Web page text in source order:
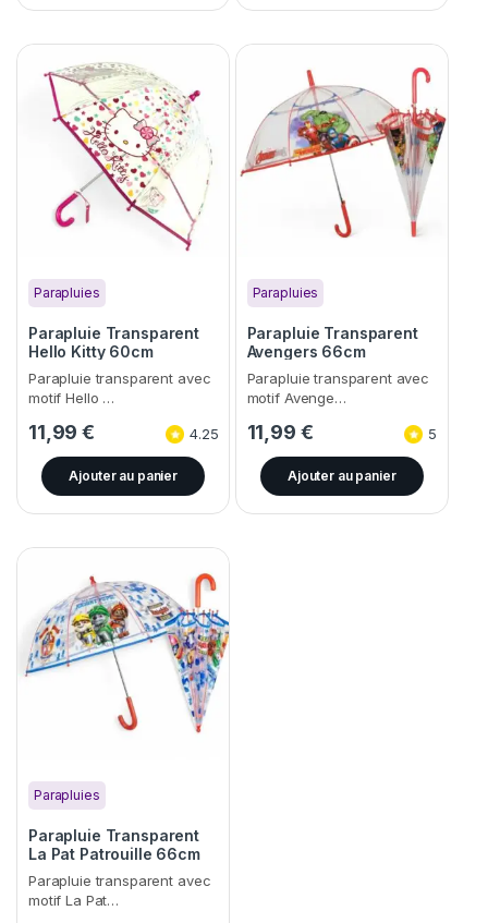
Parapluies
Parapluie Transparent
Hello Kitty 60cm
Parapluie transparent avec
motif Hello …
11,99€ 4.25
Ajouter au panier
Parapluies
Parapluie Transparent
Avengers 66cm
Parapluie transparent avec
motif Avenge…
11,99 € 5
Ajouter au panier
Parapluies
Parapluie Transparent
La Pat Patrouille 66cm
Parapluie transparent avec
motif La Pat…